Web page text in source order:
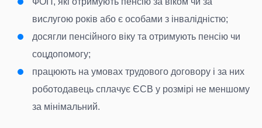
вислугою років або є особами з інвалідністю;
досягли пенсійного віку та отримують пенсію чи
соцдопомогу;
працюють на умовах трудового договору і за них
роботодавець сплачує ЄСВ у розмірі не меншому
за мінімальний.